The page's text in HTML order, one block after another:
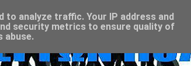
analyze traffic. Your IP address and
security metrics to ensure quality of
abuse.